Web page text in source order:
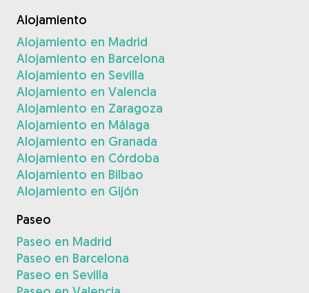
Alojamiento
Alojamiento en Madrid
Alojamiento en Barcelona
Alojamiento en Sevilla
Alojamiento en Valencia
Alojamiento en Zaragoza
Alojamiento en Málaga
Alojamiento en Granada
Alojamiento en Córdoba
Alojamiento en Bilbao
Alojamiento en Gijón
Paseo
Paseo en Madrid
Paseo en Barcelona
Paseo en Sevilla